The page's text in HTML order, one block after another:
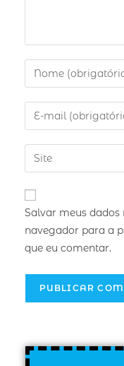
Salvar meus dados
navegador para a
que eu comentar.